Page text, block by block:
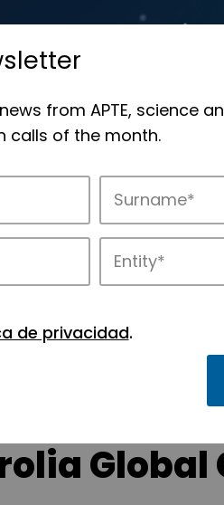
parks.
Global
from APTE, science
calls of the month.
de privacidad.